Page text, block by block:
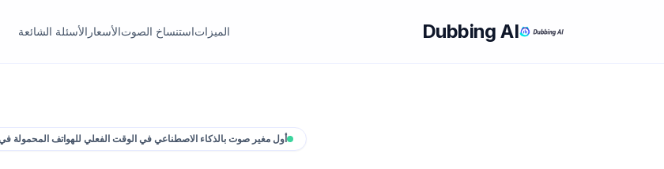
Dubbing AI الميزاتاستنساخ الصوتالأسعار الأسئلة الشائعة
أول مغير صوت بالذكاء الاصطناعي في الوقت الفعلي للهواتف المحمولة في